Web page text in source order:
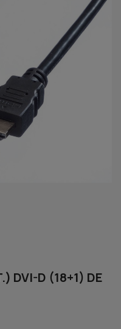
DVI-D (18+1) DE